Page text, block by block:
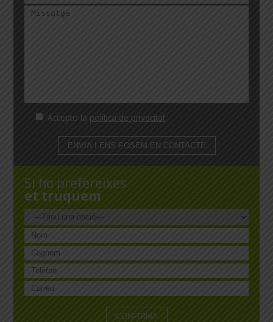
Accepto la política de privacitat
Si ho prefereixes
et truquem